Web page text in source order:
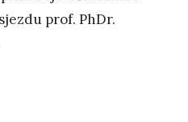
prof. PhDr.